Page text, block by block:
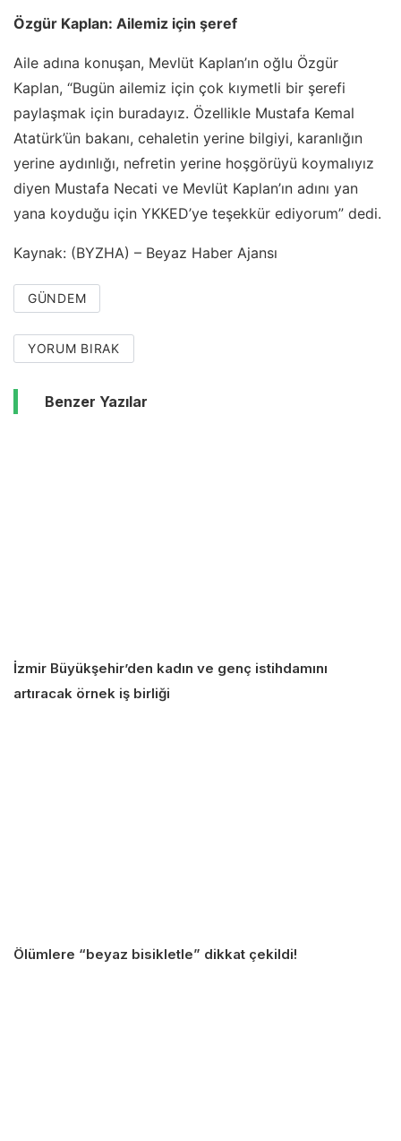
Özgür Kaplan: Ailemiz için şeref
Aile adına konuşan, Mevlüt Kaplan’ın oğlu Özgür
Kaplan, “Bugün ailemiz için çok kıymetli bir şerefi
paylaşmak için buradayız. Özellikle Mustafa Kemal
Atatürk’ün bakanı, cehaletin yerine bilgiyi, karanlığın
yerine aydınlığı, nefretin yerine hoşgörüyü koymalıyız
diyen Mustafa Necati ve Mevlüt Kaplan’ın adını yan
yana koyduğu için YKKED’ye teşekkür ediyorum” dedi.
Kaynak: (BYZHA) – Beyaz Haber Ajansı
GÜNDEM
YORUM BIRAK
Benzer Yazılar
İzmir Büyükşehir’den kadın ve genç istihdamını
artıracak örnek iş birliği
Ölümlere “beyaz bisikletle” dikkat çekildi!